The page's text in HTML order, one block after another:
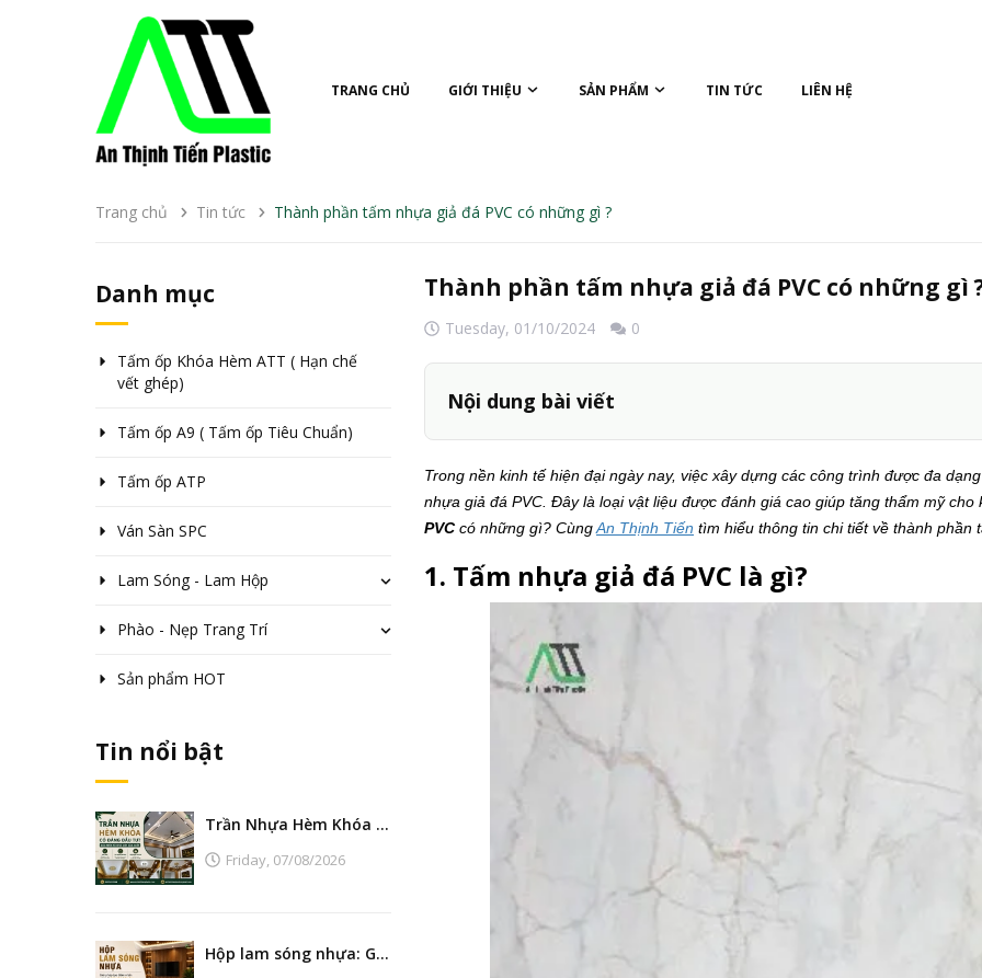
TRANG CHỦ GIỚI THIỆU SẢN PHẨM TIN TỨC LIÊN HỆ
Trang chủ Tin tức Thành phần tấm nhựa giả đá PVC có những gì ?
Thành phần tấm nhựa giả đá PVC có những gì
Tuesday, 01/10/2024 0
Nội dung bài viết
Trong nền kinh tế hiện đại ngày nay, việc xây dựng các công trình được đa
nhựa giả đá PVC. Đây là loại vật liệu được đánh giá cao giúp tăng thẩm mỹ cho
PVCcó những gì? CùngAn Thịnh Tiến tìm hiểu thông tin chi tiết về thành phần
1. Tấm nhựa giả đá PVC là gì?
Danh mục
Tấm ốp Khóa Hèm ATT ( Hạn chế
vết ghép)
Tấm ốp A9 ( Tấm ốp Tiêu Chuẩn)
Tấm ốp ATP
Ván Sàn SPC
Lam Sóng - Lam Hộp
Phào - Nẹp Trang Trí
Sản phẩm HOT
Tin nổi bật
Trần Nhựa Hèm Khóa Có Đáng Đầu Tư? Góc Nhìn Từ Nhà Máy Sản Xuất
Friday, 07/08/2026
Hộp lam sóng nhựa: Giải pháp tạo điểm nhấn nội thất hiện đại, bền đẹp